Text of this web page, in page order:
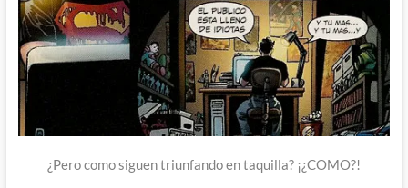
¿Pero como siguen triunfando en taquilla? ¡¿COMO?!